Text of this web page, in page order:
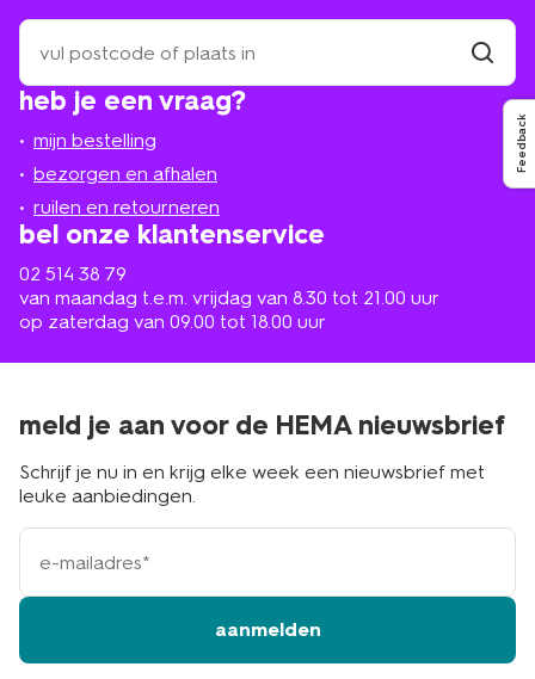
heb je een vraag?
mijn bestelling
bezorgen en afhalen
ruilen en retourneren
bel onze klantenservice
02 514 38 79
van maandag t.e.m. vrijdag van 8.30 tot 21.00 uur
op zaterdag van 09.00 tot 18.00 uur
zoek
een
winkel
bij
in
de
buurt
winkel
meld je aan voor de HEMA nieuwsbrief
Schrijf je nu in en krijg elke week een nieuwsbrief met
leuke aanbiedingen.
e-
mailadres
aanmelden
Feedback